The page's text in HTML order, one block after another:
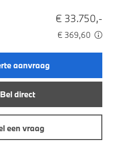
€ 33.750,-
€ 369,60
aanvraag
Bel direct
een vraag